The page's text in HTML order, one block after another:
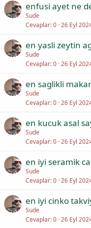
enfusi ayet ne
Sude
Cevaplar 0 26 Eyl
en yasli zeytin
Sude
Cevaplar 0 26 Eyl
en saglikli
Sude
Cevaplar 0 26 Eyl
en kucuk asal
Sude
Cevaplar 0 26 Eyl
en iyi seramik
Sude
Cevaplar 0 26 Eyl
en iyi cinko
Sude
Cevaplar 0 26 Eyl